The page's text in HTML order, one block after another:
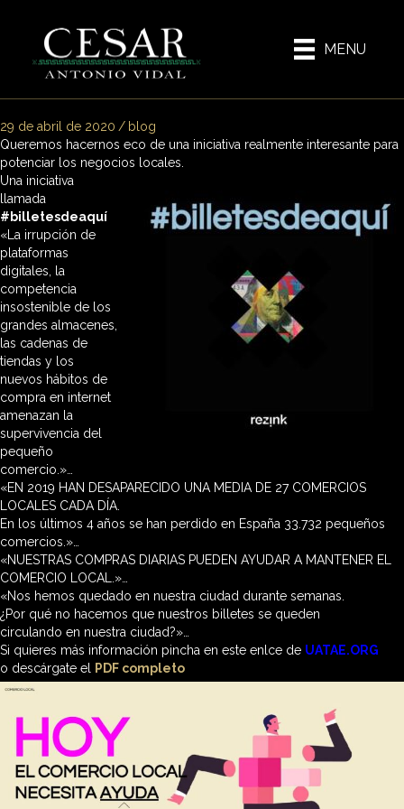
MENU
29 de abril de 2020 / blog
Queremos hacernos eco de una iniciativa realmente interesante para
potenciar los negocios locales.
Una iniciativa
llamada
#billetesdeaquí
«La irrupción de
plataformas
digitales, la
competencia
insostenible de los
grandes almacenes,
las cadenas de
tiendas y los
nuevos hábitos de
compra en internet
amenazan la
supervivencia del
pequeño
comercio.»…
«EN 2019 HAN DESAPARECIDO UNA MEDIA DE 27 COMERCIOS
LOCALES CADA DÍA.
En los últimos 4 años se han perdido en España 33.732 pequeños
comercios.»…
«NUESTRAS COMPRAS DIARIAS PUEDEN AYUDAR A MANTENER EL
COMERCIO LOCAL.»…
«Nos hemos quedado en nuestra ciudad durante semanas.
¿Por qué no hacemos que nuestros billetes se queden
circulando en nuestra ciudad?»…
Si quieres más información pincha en este enlce de UATAE.ORG
o descárgate el PDF completo